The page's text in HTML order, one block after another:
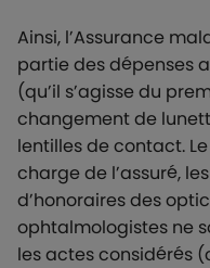
Ainsi, l’Assurance
partie des dépenses
(qu’il s’agisse du
changement de
lentilles de contact.
charge de l’assuré,
d’honoraires des
ophtalmologistes ne
les actes considérés